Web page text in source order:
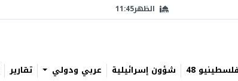
الظهر11:45
فلسطينيو 48 شؤون إسرائيلية عربي ودولي تقارير